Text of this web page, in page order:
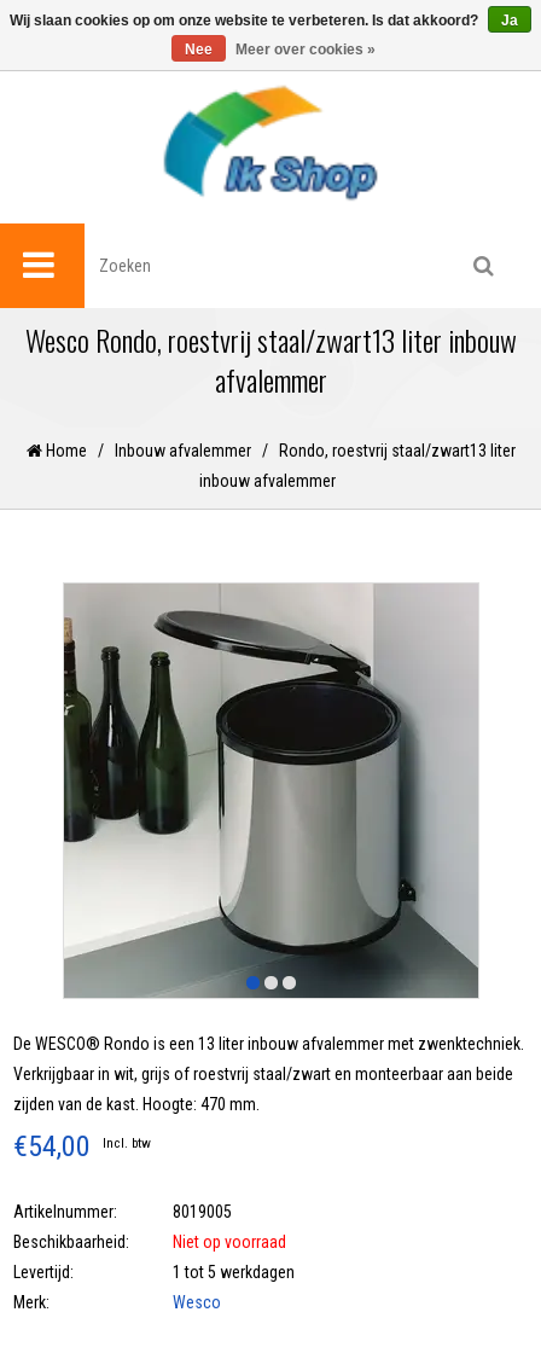
0
Wesco Rondo, roestvrij staal/zwart13 liter inbouw
afvalemmer
Home / Inbouw afvalemmer /
Rondo, roestvrij staal/zwart13 liter
inbouw afvalemmer
De WESCO® Rondo is een 13 liter inbouw afvalemmer met zwenktechniek.
Verkrijgbaar in wit, grijs of roestvrij staal/zwart en monteerbaar aan beide
zijden van de kast. Hoogte: 470 mm.
€54,00 Incl. btw
Artikelnummer:
8019005
Beschikbaarheid:
Niet op voorraad
Levertijd:
1 tot 5 werkdagen
Merk:
Wesco
Wij slaan cookies op om onze website te verbeteren. Is dat akkoord?
Ja
Nee
Meer over cookies »